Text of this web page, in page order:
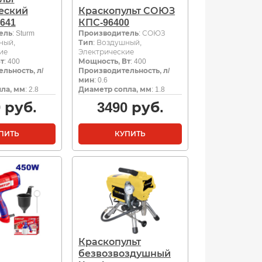
: Sturm
: 400
л/
мм: 2.8
руб.
Краскопульт СОЮЗ
КПС-96400
Производитель: СОЮЗ
Тип: Воздушный,
Электрические
Мощность, Вт: 400
Производительность, л/
мин: 0.6
Диаметр сопла, мм: 1.8
3490руб.
КУПИТЬ
Краскопульт
безвозвоздушный